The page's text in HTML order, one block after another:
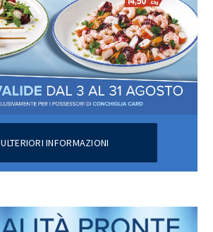
ULTERIORI INFORMAZIONI